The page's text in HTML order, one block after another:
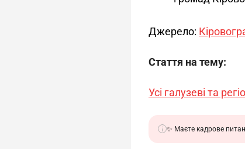
Джерело:
Стаття на тему:
Усі галузеві та
✨ Маєте кадрове